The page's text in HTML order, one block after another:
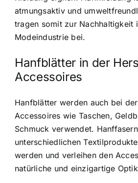
atmungsaktiv und
tragen somit zur Nachhaltigkeit
Modeindustrie bei.
Hanfblätter in der
Accessoires
Hanfblätter werden auch bei
Accessoires wie Taschen,
Schmuck verwendet.
unterschiedlichen
werden und verleihen den
natürliche und einzigartige